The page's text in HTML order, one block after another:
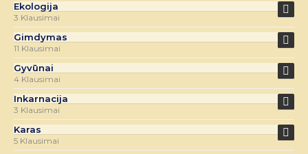
Ekologija
3 Klausimai
Gimdymas
11 Klausimai
Gyvūnai
4 Klausimai
Inkarnacija
3 Klausimai
Karas
5 Klausimai